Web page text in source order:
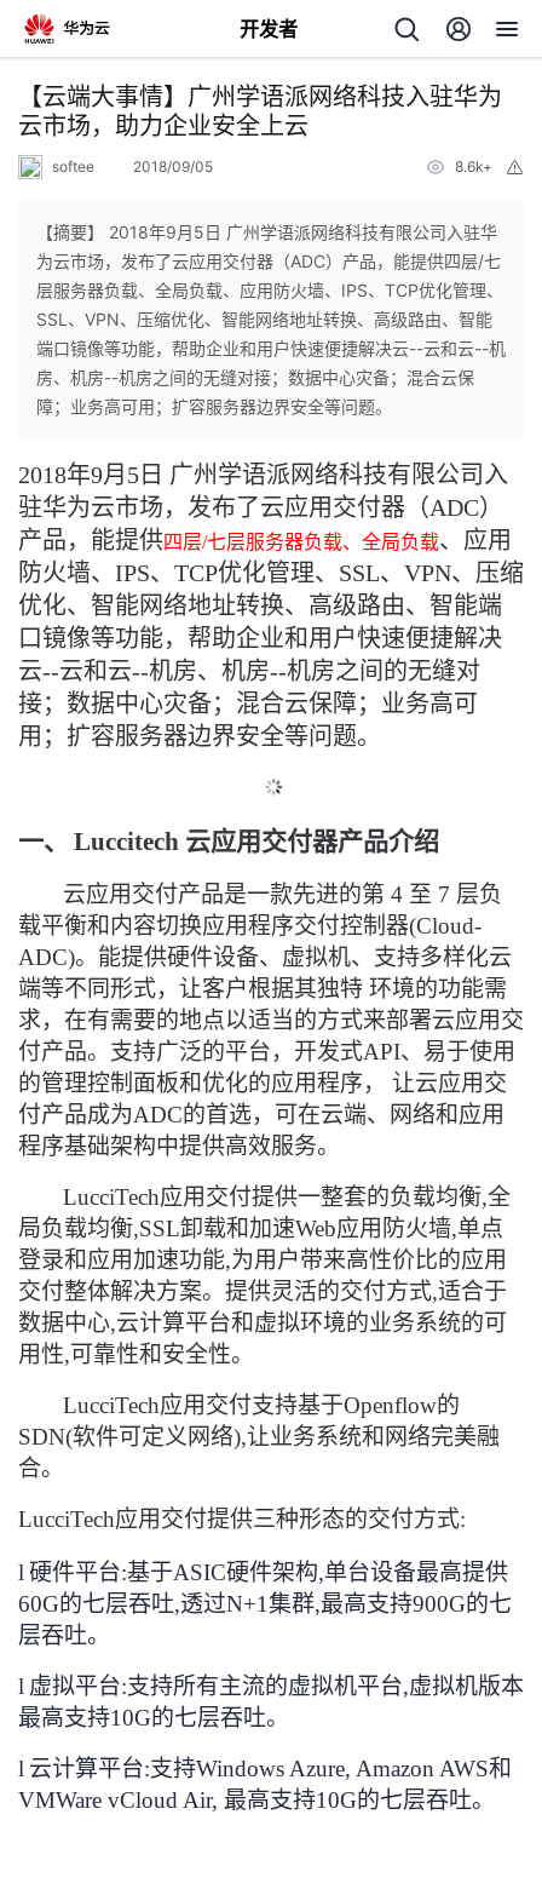
开发者
返
回
个
人
主
页
我
的
开
发
者
我
的
我
子
直
播
的
活
动
我
的
关
注
我
的
开
发
者
学
课
程
的
认
证
我
的
实
验
我
的
收
我
的
Programs
我
的
支
持
术
支
持
云
声
建
议
【云端大事情】广州学语派网络科技入驻华为
云市场，助力企业安全上云
softee 2018/09/05 8.6k+
【摘要】 2018年9月5日 广州学语派网络科技有限公司入驻华
为云市场，发布了云应用交付器（ADC）产品，能提供四层/七
层服务器负载、全局负载、应用防火墙、IPS、TCP优化管理、
SSL、VPN、压缩优化、智能网络地址转换、高级路由、智能
端口镜像等功能，帮助企业和用户快速便捷解决云--云和云--机
房、机房--机房之间的无缝对接；数据中心灾备；混合云保
障；业务高可用；扩容服务器边界安全等问题。
2018年9月5日 广州学语派网络科技有限公司入
驻华为云市场，发布了云应用交付器（ADC）
产品，能提供四层/七层服务器负载、全局负载、应用
防火墙、IPS、TCP优化管理、SSL、VPN、压缩
优化、智能网络地址转换、高级路由、智能端
口镜像等功能，帮助企业和用户快速便捷解决
云--云和云--机房、机房--机房之间的无缝对
接；数据中心灾备；混合云保障；业务高可
用；扩容服务器边界安全等问题。
一、 Luccitech 云应用交付器产品介绍
云应用交付产品是一款先进的第 4 至 7 层负
载平衡和内容切换应用程序交付控制器(Cloud-
ADC)。能提供硬件设备、虚拟机、支持多样化云
端等不同形式，让客户根据其独特 环境的功能需
求，在有需要的地点以适当的方式来部署云应用交
付产品。支持广泛的平台，开发式API、易于使用
的管理控制面板和优化的应用程序， 让云应用交
付产品成为ADC的首选，可在云端、网络和应用
程序基础架构中提供高效服务。
LucciTech应用交付提供一整套的负载均衡,全
局负载均衡,SSL卸载和加速Web应用防火墙,单点
登录和应用加速功能,为用户带来高性价比的应用
交付整体解决方案。 提供灵活的交付方式,适合于
数据中心,云计算平台和虚拟环境的业务系统的可
用性,可靠性和安全性。
LucciTech应用交付支持基于Openflow的
SDN(软件可定义网络),让业务系统和网络完美融
合。
LucciTech应用交付提供三种形态的交付方式:
l 硬件平台:基于ASIC硬件架构,单台设备最高提供
60G的七层吞吐,透过N+1集群,最高支持900G的七
层吞吐。
l 虚拟平台:支持所有主流的虚拟机平台,虚拟机版本
最高支持10G的七层吞吐。
l 云计算平台:支持Windows Azure, Amazon AWS和
VMWare vCloud Air, 最高支持10G的七层吞吐。